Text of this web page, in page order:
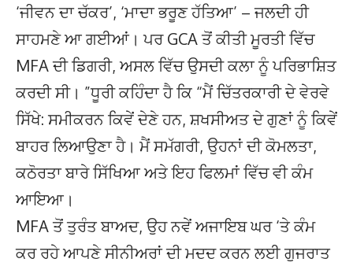
‘ਜੀਵਨ ਦਾ ਚੱਕਰ’, ‘ਮਾਦਾ ਭਰੂਣ ਹੱਤਿਆ’ – ਜਲਦੀ ਹੀ
ਸਾਹਮਣੇ ਆ ਗਈਆਂ। ਪਰ GCA ਤੋਂ ਕੀਤੀ ਮੂਰਤੀ ਵਿੱਚ
MFA ਦੀ ਡਿਗਰੀ, ਅਸਲ ਵਿੱਚ ਉਸਦੀ ਕਲਾ ਨੂੰ ਪਰਿਭਾਸ਼ਿਤ
ਕਰਦੀ ਸੀ। ”ਧੂਰੀ ਕਹਿੰਦਾ ਹੈ ਕਿ “ਮੈਂ ਚਿੱਤਰਕਾਰੀ ਦੇ ਵੇਰਵੇ
ਸਿੱਖੇ: ਸਮੀਕਰਨ ਕਿਵੇਂ ਦੇਣੇ ਹਨ, ਸ਼ਖਸੀਅਤ ਦੇ ਗੁਣਾਂ ਨੂੰ ਕਿਵੇਂ
ਬਾਹਰ ਲਿਆਉਣਾ ਹੈ। ਮੈਂ ਸਮੱਗਰੀ, ਉਹਨਾਂ ਦੀ ਕੋਮਲਤਾ,
ਕਠੋਰਤਾ ਬਾਰੇ ਸਿੱਖਿਆ ਅਤੇ ਇਹ ਫਿਲਮਾਂ ਵਿੱਚ ਵੀ ਕੰਮ
ਆਇਆ।
MFA ਤੋਂ ਤੁਰੰਤ ਬਾਅਦ, ਉਹ ਨਵੇਂ ਅਜਾਇਬ ਘਰ ‘ਤੇ ਕੰਮ
ਕਰ ਰਹੇ ਆਪਣੇ ਸੀਨੀਅਰਾਂ ਦੀ ਮਦਦ ਕਰਨ ਲਈ ਗੁਜਰਾਤ